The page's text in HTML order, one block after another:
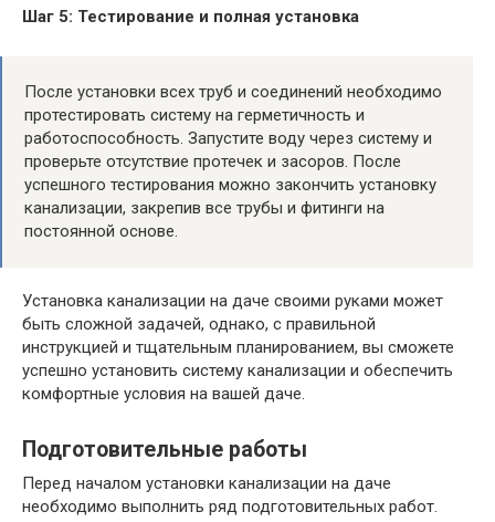
Шаг 5: Тестирование и полная установка
После установки всех труб и соединений необходимо
протестировать систему на герметичность и
работоспособность. Запустите воду через систему и
проверьте отсутствие протечек и засоров. После
успешного тестирования можно закончить установку
канализации, закрепив все трубы и фитинги на
постоянной основе.
Установка канализации на даче своими руками может
быть сложной задачей, однако, с правильной
инструкцией и тщательным планированием, вы сможете
успешно установить систему канализации и обеспечить
комфортные условия на вашей даче.
Подготовительные работы
Перед началом установки канализации на даче
необходимо выполнить ряд подготовительных работ.